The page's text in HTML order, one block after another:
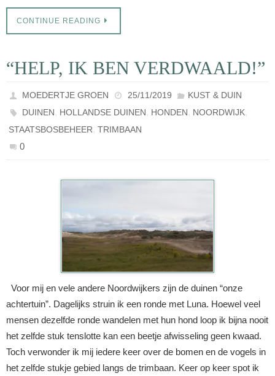
CONTINUE READING
“HELP, IK BEN VERDWAALD!”
MOEDERTJE GROEN 25/11/2019
KUST & DUIN
DUINEN, HOLLANDSE DUINEN, HONDEN, NOORDWIJK,
STAATSBOSBEHEER, TRIMBAAN
0
Voor mij en vele andere Noordwijkers zijn de duinen “onze
achtertuin”. Dagelijks struin ik een ronde met Luna. Hoewel veel
mensen dezelfde ronde wandelen met hun hond loop ik bijna nooit
het zelfde stuk tenslotte kan een beetje afwisseling geen kwaad.
Toch verwonder ik mij iedere keer over de bomen en de vogels in
het zelfde stukje gebied langs de trimbaan. Keer op keer spot ik